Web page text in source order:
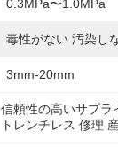
0.3MPa〜1.0MPa
毒性がない 汚染し
3mm-20mm
信頼性の高いサプラ
トレンチレス 修理